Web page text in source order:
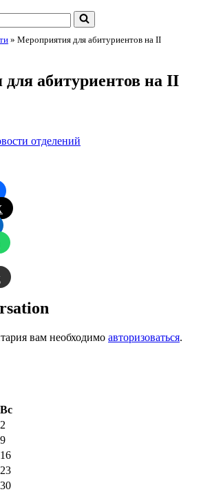
» Мероприятия для абитуриентов на II
абитуриентов на II
отделений
вам необходимо авторизоваться.
Вс
2
9
16
23
30